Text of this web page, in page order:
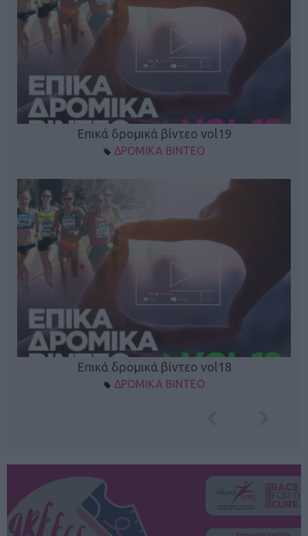
Επικά δρομικά βίντεο vol19
ΔΡΟΜΙΚΑ ΒΙΝΤΕΟ
Επικά δρομικά βίντεο vol18
ΔΡΟΜΙΚΑ ΒΙΝΤΕΟ